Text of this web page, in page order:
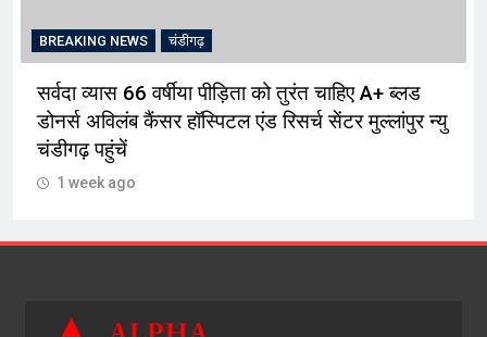
BREAKING NEWS चंडीगढ़
सर्वदा व्यास 66 वर्षीया पीड़िता को तुरंत चाहिए A+ ब्लड
डोनर्स अविलंब कैंसर हॉस्पिटल एंड रिसर्च सेंटर मुल्लांपुर न्यु
चंडीगढ़ पहुंचें
1 week ago